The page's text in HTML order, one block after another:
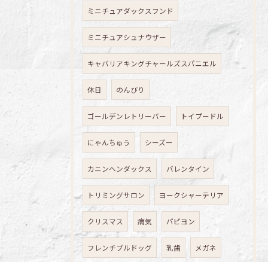
ミニチュアダックスフンド
ミニチュアシュナウザー
キャバリアキングチャールズスパニエル
休日 のんびり
ゴールデンレトリーバー トイプードル
にゃんちゅう シーズー
カニンヘンダックス バレンタイン
トリミングサロン ヨークシャーテリア
クリスマス 病気 パピヨン
フレンチブルドッグ 乳歯 メガネ